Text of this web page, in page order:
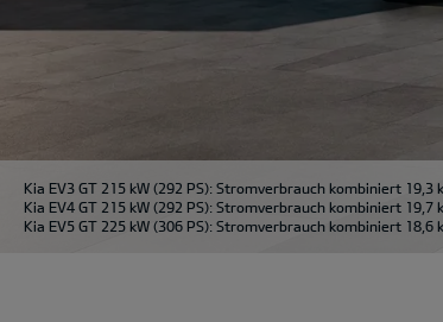
Kia EV3 GT 215 kW (292 PS): Stromverbrauch kombiniert 19,3
Kia EV4 GT 215 kW (292 PS): Stromverbrauch kombiniert 19,7
Kia EV5 GT 225 kW (306 PS): Stromverbrauch kombiniert 18,6